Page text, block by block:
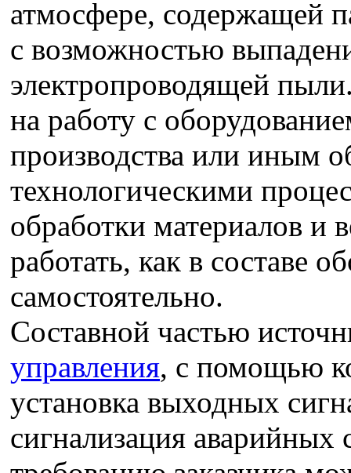
атмосфере, содержащей
с возможностью
электропроводящей
на работу с
производства или иным
технологическими
обработки материалов и
работать, как в составе
самостоятельно.
Составной частью
управления, с помощью
установка выходных
сигнализация аварийных